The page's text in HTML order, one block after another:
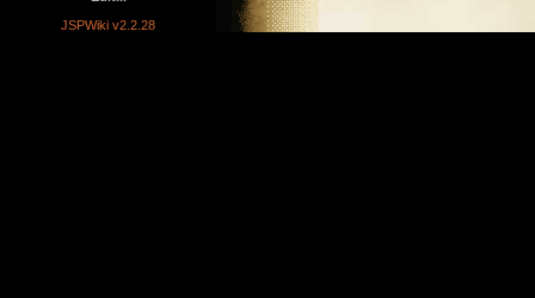
JSPWiki v2.2.28